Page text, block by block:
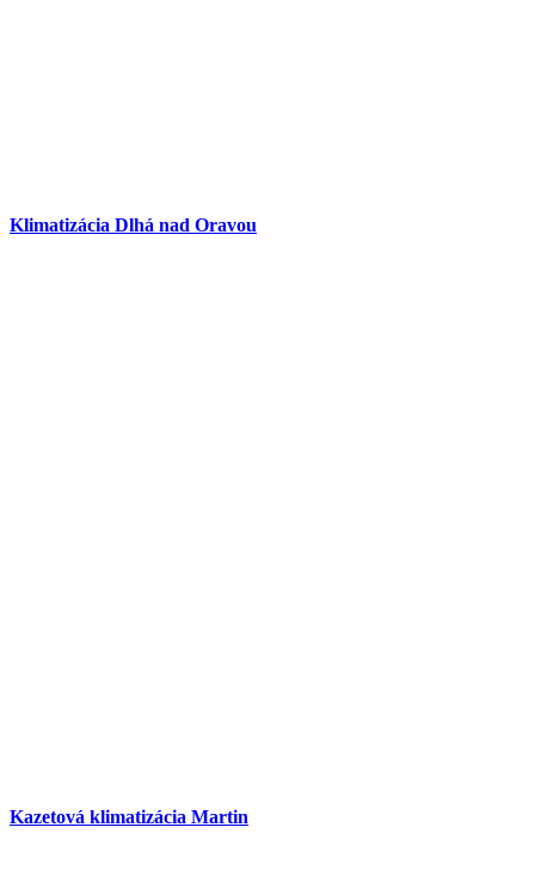
Klimatizácia Dlhá nad Oravou
Kazetová klimatizácia Martin